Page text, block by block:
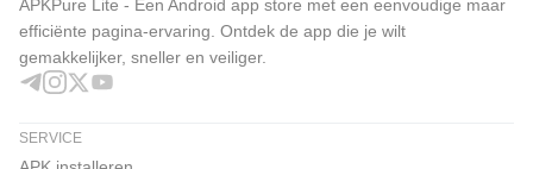
APKPure Lite - Een Android app store met een eenvoudige maar
efficiënte pagina-ervaring. Ontdek de app die je wilt
gemakkelijker, sneller en veiliger.
SERVICE